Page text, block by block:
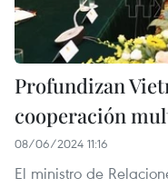
Profundizan
cooperación
08/06/2024 11:16
El ministro de